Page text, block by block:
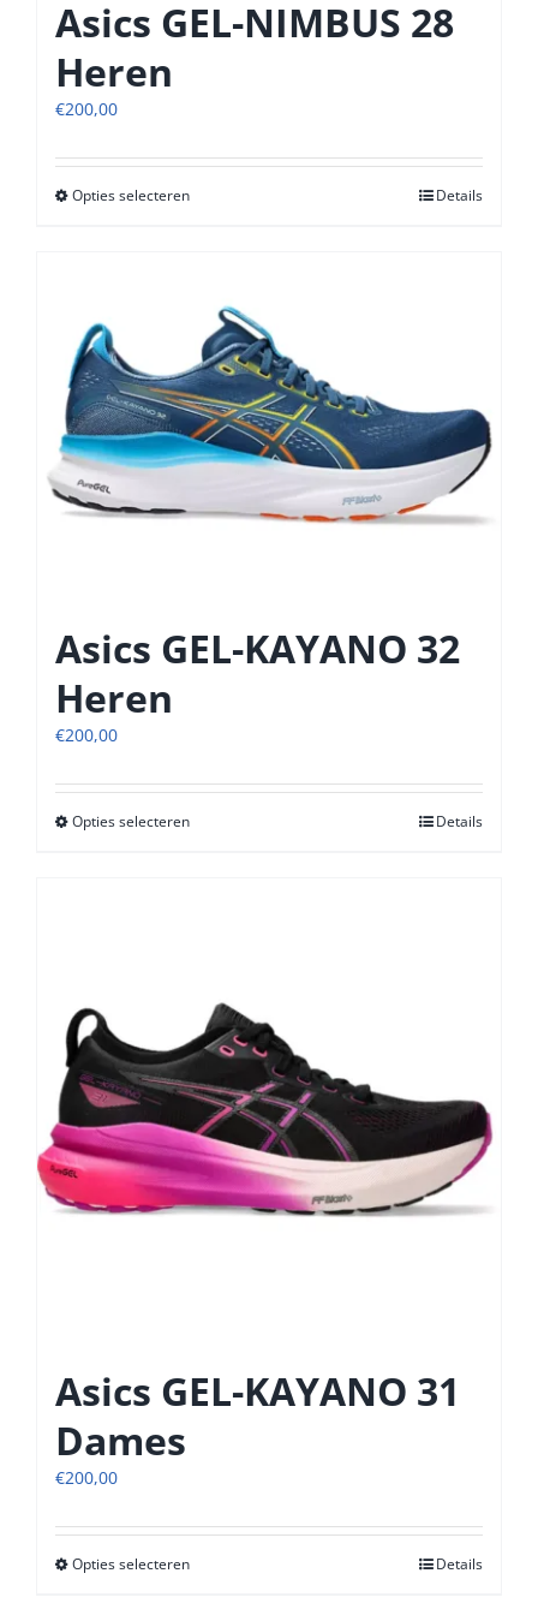
Asics GEL-NIMBUS 28
Heren
€200,00
Opties selecterenDit
variaties.
Deze
optie
kan
gekozen
worden
op
productpagina
Details
Asics GEL-KAYANO 32
Heren
€200,00
Opties selecterenDit
kan
gekozen
worden
op
de
productpagina
Details
Asics GEL-KAYANO 31
Dames
€200,00
Opties selecterenDit
Details